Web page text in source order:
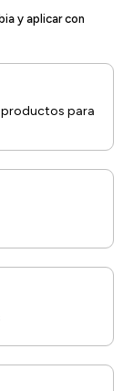
y aplicar con
productos para